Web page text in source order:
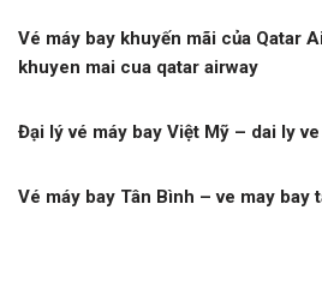
Vé máy bay khuyến mãi của Qatar
khuyen mai cua qatar airway
Đại lý vé máy bay Việt Mỹ – dai ly
Vé máy bay Tân Bình – ve may bay